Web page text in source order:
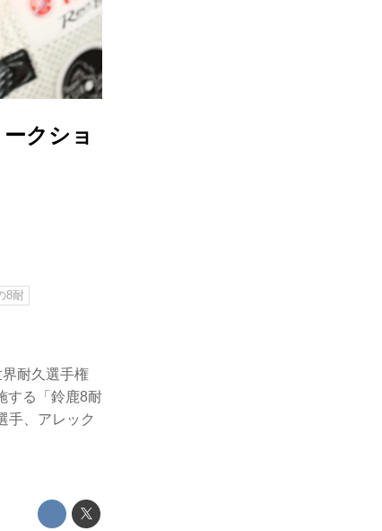
クショ
8耐
耐久選手権
する「鈴鹿8耐
手、アレック